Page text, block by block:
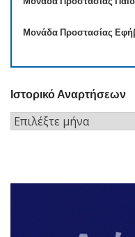
Μονάδα Προστασίας
Ιστορικό Αναρτήσεων
Ιστορικό